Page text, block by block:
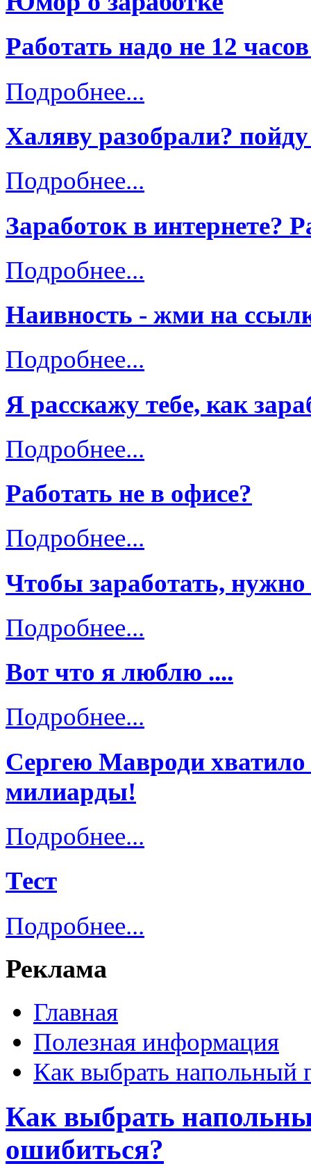
Работать надо не 12
Подробнее...
Халяву разобрали?
Подробнее...
Заработок в интернете?
Подробнее...
Наивность - жми на
Подробнее...
Я расскажу тебе, как
Подробнее...
Работать не в офисе?
Подробнее...
Чтобы заработать, нужно
Подробнее...
Вот что я люблю ....
Подробнее...
Сергею Мавроди хватило
милиарды!
Подробнее...
Тест
Подробнее...
Реклама
Главная
Полезная информация
Как выбрать напольный
Как выбрать
ошибиться?